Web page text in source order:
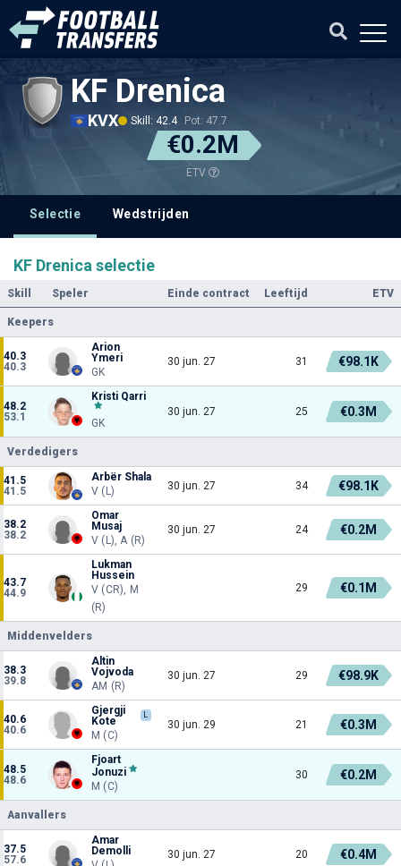
KF Drenica
KVX Skill: 42.4 Pot: 47.7
€0.2M
ETV
Selectie Wedstrijden
KF Drenica selectie
Skill Speler Einde contract Leeftijd ETV
Keepers
40.3
40.3
Arion
Ymeri
GK
30 jun. 27 31 €98.1K
48.2
53.1
Kristi Qarri
GK
30 jun. 27 25 €0.3M
Verdedigers
41.5
41.5
Arbër Shala
V (L)
30 jun. 27 34 €98.1K
38.2
38.2
Omar
Musaj
V (L), A (R)
30 jun. 27 24 €0.2M
43.7
44.9
Lukman
Hussein
V (CR), M
(R)
29 €0.1M
Middenvelders
38.3
39.8
Altin
Vojvoda
AM (R)
30 jun. 27 29 €98.9K
40.6
40.6
Gjergji
Kote
L
M (C)
30 jun. 29 21 €0.3M
48.5
48.6
Fjoart
Jonuzi
M (C)
30 €0.2M
Aanvallers
37.5
57.6
Amar
Demolli
30 jun. 27 20 €0.4M